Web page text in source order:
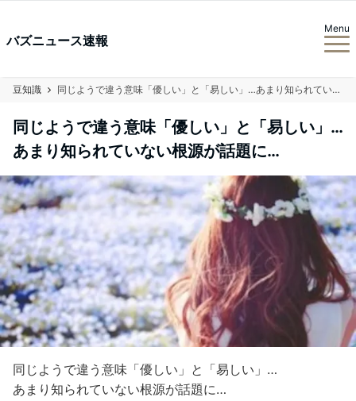
バズニュース速報
Menu
豆知識 同じようで違う意味「優しい」と「易しい」…あまり知られていない根源が話題に…
同じようで違う意味「優しい」と「易しい」…
あまり知られていない根源が話題に…
同じようで違う意味「優しい」と「易しい」…
あまり知られていない根源が話題に…